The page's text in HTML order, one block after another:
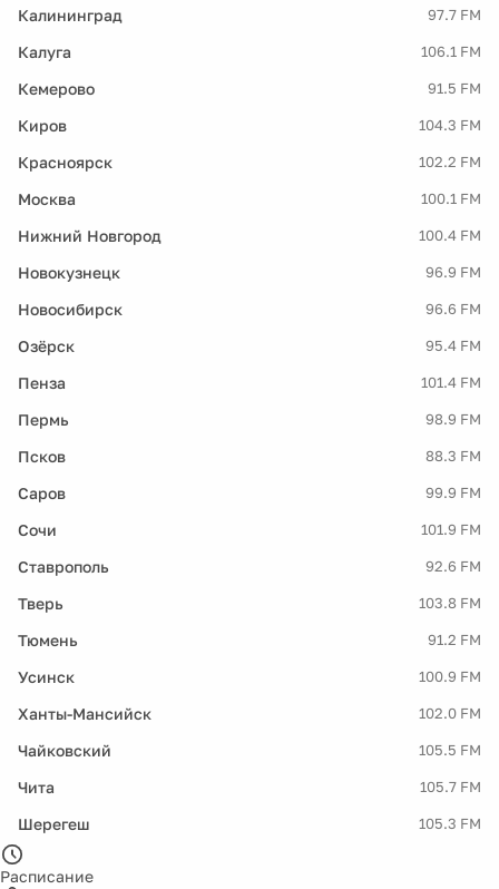
Калининград 97.7 FM
Калуга 106.1 FM
Кемерово 91.5 FM
Киров 104.3 FM
Красноярск 102.2 FM
Москва 100.1 FM
Нижний Новгород 100.4 FM
Новокузнецк 96.9 FM
Новосибирск 96.6 FM
Озёрск 95.4 FM
Пенза 101.4 FM
Пермь 98.9 FM
Псков 88.3 FM
Саров 99.9 FM
Сочи 101.9 FM
Ставрополь 92.6 FM
Тверь 103.8 FM
Тюмень 91.2 FM
Усинск 100.9 FM
Ханты-Мансийск 102.0 FM
Чайковский 105.5 FM
Чита 105.7 FM
Шерегеш 105.3 FM
Расписание